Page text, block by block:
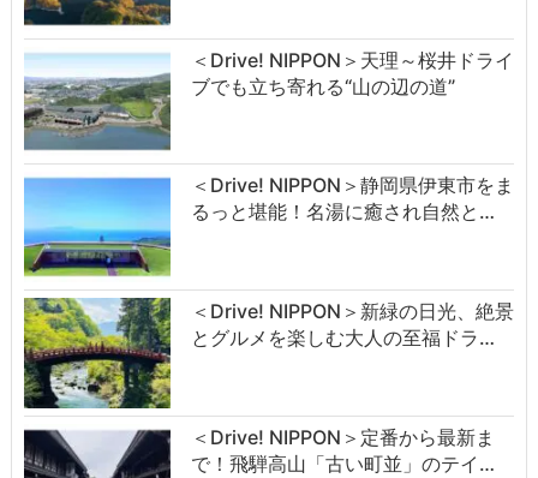
＜Drive! NIPPON＞天理～桜井ドライ
ブでも立ち寄れる“山の辺の道”
＜Drive! NIPPON＞静岡県伊東市をま
るっと堪能！名湯に癒され自然と…
＜Drive! NIPPON＞新緑の日光、絶景
とグルメを楽しむ大人の至福ドラ…
＜Drive! NIPPON＞定番から最新ま
で！飛騨高山「古い町並」のテイ…